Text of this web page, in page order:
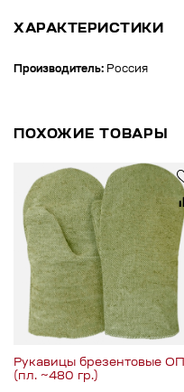
ХАРАКТЕРИСТИКИ
Производитель: Россия
ПОХОЖИЕ ТОВАРЫ
Рукавицы брезентовые ОП
(пл. ~480 гр.)